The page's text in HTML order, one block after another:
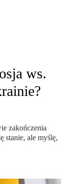
ws.
zakończenia
stanie, ale myślę,